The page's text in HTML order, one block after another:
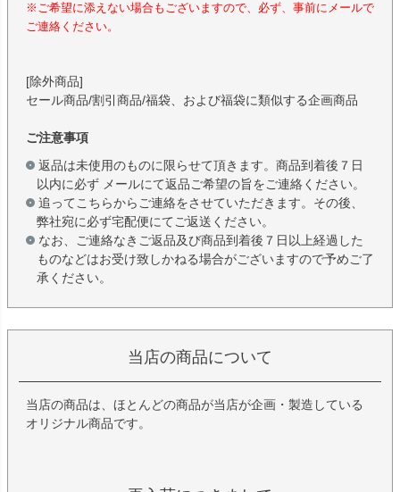
※ご希望に添えない場合もございますので、必ず、事前にメールで
ご連絡ください。
[除外商品]
セール商品/割引商品/福袋、および福袋に類似する企画商品
ご注意事項
返品は未使用のものに限らせて頂きます。商品到着後７日
以内に必ず メールにて返品ご希望の旨をご連絡ください。
追ってこちらからご連絡をさせていただきます。その後、
弊社宛に必ず宅配便にてご返送ください。
なお、ご連絡なきご返品及び商品到着後７日以上経過した
ものなどはお受け致しかねる場合がございますので予めご了
承ください。
当店の商品について
当店の商品は、ほとんどの商品が当店が企画・製造している
オリジナル商品です。